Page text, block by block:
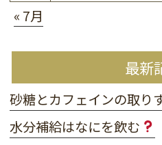
« 7月
最新
砂糖とカフェインの取り
水分補給はなにを飲む